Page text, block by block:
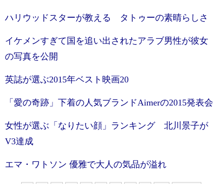
ハリウッドスターが教える タトゥーの素晴らしさ
イケメンすぎて国を追い出されたアラブ男性が彼女
の写真を公開
英誌が選ぶ2015年ベスト映画20
「愛の奇跡」下着の人気ブランドAimerの2015発表会
女性が選ぶ「なりたい顔」ランキング 北川景子が
V3達成
エマ・ワトソン 優雅で大人の気品が溢れ